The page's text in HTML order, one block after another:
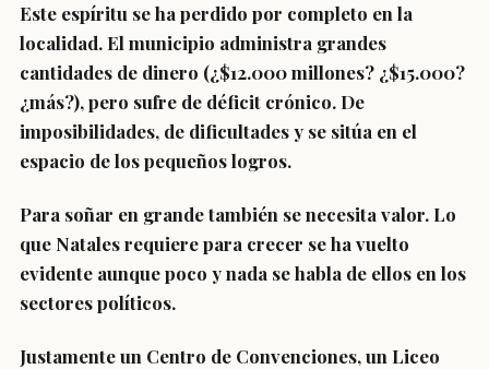
Este espíritu se ha perdido por completo en la
localidad. El municipio administra grandes
cantidades de dinero (¿$12.000 millones? ¿$15.000?
¿más?), pero sufre de déficit crónico. De
imposibilidades, de dificultades y se sitúa en el
espacio de los pequeños logros.
Para soñar en grande también se necesita valor. Lo
que Natales requiere para crecer se ha vuelto
evidente aunque poco y nada se habla de ellos en los
sectores políticos.
Justamente un Centro de Convenciones, un Liceo